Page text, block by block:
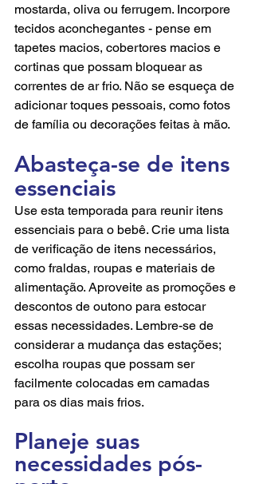
mostarda, oliva ou ferrugem. Incorpore
tecidos aconchegantes - pense em
tapetes macios, cobertores macios e
cortinas que possam bloquear as
correntes de ar frio. Não se esqueça de
adicionar toques pessoais, como fotos
de família ou decorações feitas à mão.
Abasteça-se de itens
essenciais
Use esta temporada para reunir itens
essenciais para o bebê. Crie uma lista
de verificação de itens necessários,
como fraldas, roupas e materiais de
alimentação. Aproveite as promoções e
descontos de outono para estocar
essas necessidades. Lembre-se de
considerar a mudança das estações;
escolha roupas que possam ser
facilmente colocadas em camadas
para os dias mais frios.
Planeje suas
necessidades pós-